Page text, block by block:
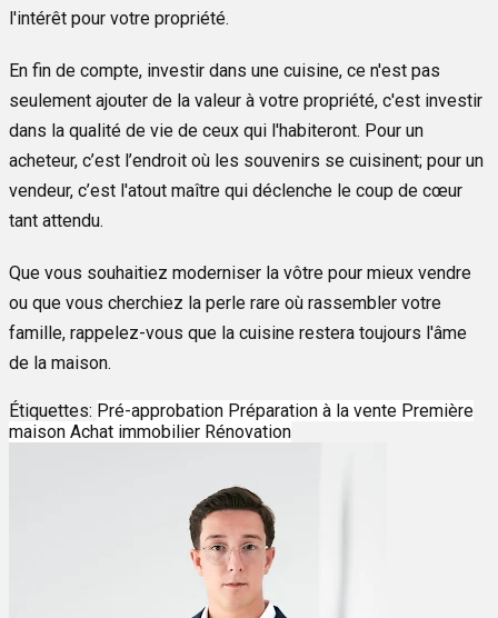
l'intérêt pour votre propriété.
En fin de compte, investir dans une cuisine, ce n'est pas
seulement ajouter de la valeur à votre propriété, c'est investir
dans la qualité de vie de ceux qui l'habiteront. Pour un
acheteur, c’est l’endroit où les souvenirs se cuisinent; pour un
vendeur, c’est l'atout maître qui déclenche le coup de cœur
tant attendu.
Que vous souhaitiez moderniser la vôtre pour mieux vendre
ou que vous cherchiez la perle rare où rassembler votre
famille, rappelez-vous que la cuisine restera toujours l'âme
de la maison.
Étiquettes: Pré-approbation Préparation à la vente Première
maison Achat immobilier Rénovation